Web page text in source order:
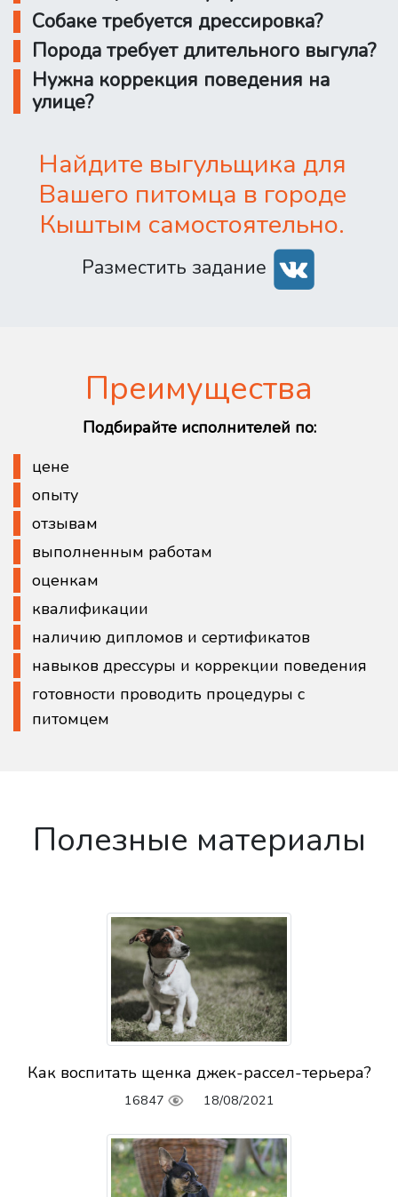
Собаке требуется дрессировка?
Порода требует длительного выгула?
Нужна коррекция поведения на
улице?
Найдите выгульщика для
Вашего питомца в городе
Кыштым самостоятельно.
Разместить задание
Преимущества
Подбирайте исполнителей по:
цене
опыту
отзывам
выполненным работам
оценкам
квалификации
наличию дипломов и сертификатов
навыков дрессуры и коррекции поведения
готовности проводить процедуры с
питомцем
Полезные материалы
Как воспитать щенка джек-рассел-терьера?
16847 18/08/2021